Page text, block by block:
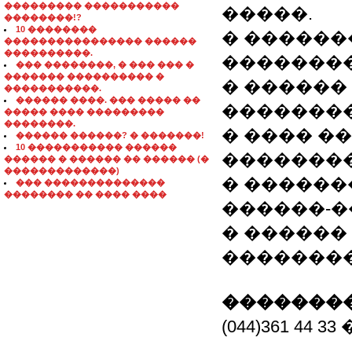
��������� �����������
��������!?
10 ��������
���������������� ������
����������.
��� ��������, � ��� ��� �
������� ���������� �
�����������.
������ ����. ��� ����� ��
����� ���� ���������
��������.
������ ������? � �������!
10 ����������� ������
������ � ������ �� ������ (�
�������������)
��� ��������������
�������� �� ���� ����
�����.
�
�
� ����
�
������-
�
(044)361